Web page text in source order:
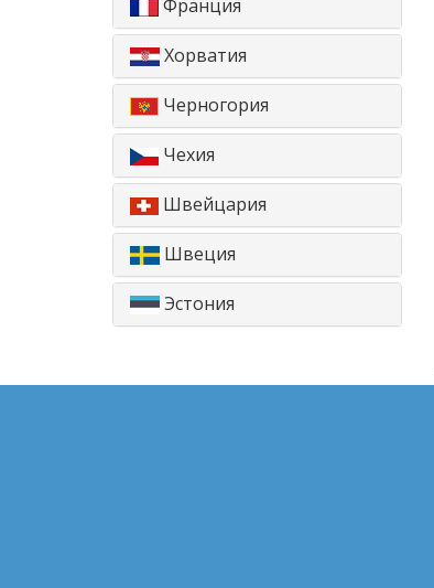
Франция
Хорватия
Черногория
Чехия
Швейцария
Швеция
Эстония